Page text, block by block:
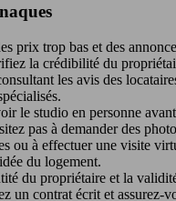
prix trop bas et des
la crédibilité du
les avis des
le studio en personne
pas à demander des
ou à effectuer une visite
du logement.
du propriétaire et la
un contrat écrit et assurez-